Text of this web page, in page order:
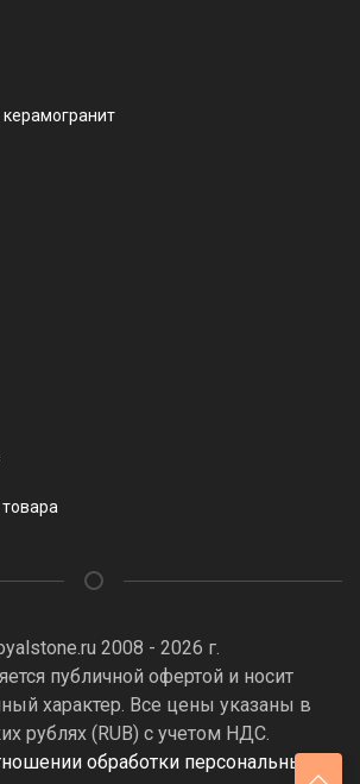
2008 - 2026 г.
публичной офертой и носит
характер. Все цены указаны в
рублях (RUB) с учетом НДС.
обработки персональных